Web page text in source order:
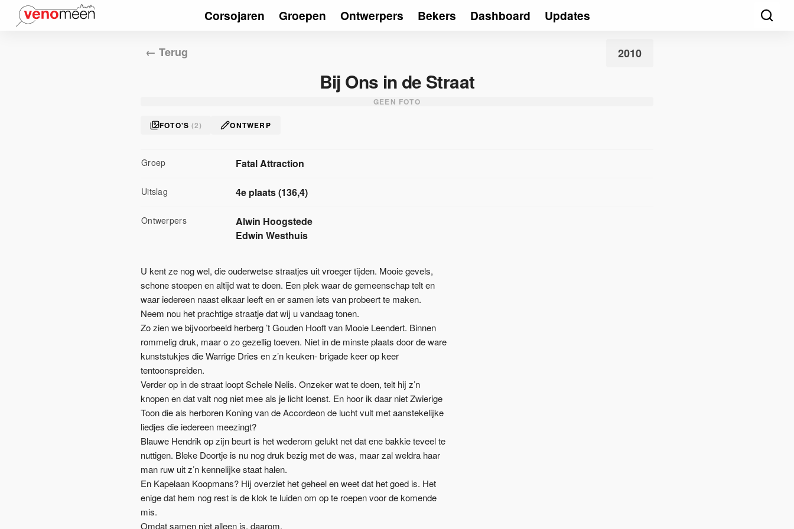
Corsojaren Groepen Ontwerpers Bekers Dashboard Updates
← Terug 2010
Bij Ons in de Straat
GEEN FOTO
FOTO'S (2) ONTWERP
Groep Fatal Attraction
Uitslag 4e plaats(136,4)
Ontwerpers
Alwin Hoogstede
Edwin Westhuis
U kent ze nog wel, die ouderwetse straatjes uit vroeger tijden. Mooie gevels,
schone stoepen en altijd wat te doen. Een plek waar de gemeenschap telt en
waar iedereen naast elkaar leeft en er samen iets van probeert te maken.
Neem nou het prachtige straatje dat wij u vandaag tonen.
Zo zien we bijvoorbeeld herberg ’t Gouden Hooft van Mooie Leendert. Binnen
rommelig druk, maar o zo gezellig toeven. Niet in de minste plaats door de ware
kunststukjes die Warrige Dries en z’n keuken- brigade keer op keer
tentoonspreiden.
Verder op in de straat loopt Schele Nelis. Onzeker wat te doen, telt hij z’n
knopen en dat valt nog niet mee als je licht loenst. En hoor ik daar niet Zwierige
Toon die als herboren Koning van de Accordeon de lucht vult met aanstekelijke
liedjes die iedereen meezingt?
Blauwe Hendrik op zijn beurt is het wederom gelukt net dat ene bakkie teveel te
nuttigen. Bleke Doortje is nu nog druk bezig met de was, maar zal weldra haar
man ruw uit z’n kennelijke staat halen.
En Kapelaan Koopmans? Hij overziet het geheel en weet dat het goed is. Het
enige dat hem nog rest is de klok te luiden om op te roepen voor de komende
mis.
Omdat samen niet alleen is, daarom.